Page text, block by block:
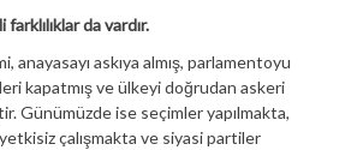
da vardır.
anayasayı askıya almış, parlamentoyu
kapatmış ve ülkeyi doğrudan askeri
Günümüzde ise seçimler yapılmakta,
çalışmakta ve siyasi partiler